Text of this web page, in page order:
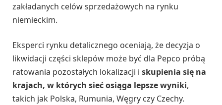
zakładanych celów sprzedażowych na rynku
niemieckim.
Eksperci rynku detalicznego oceniają, że decyzja o
likwidacji części sklepów może być dla Pepco próbą
ratowania pozostałych lokalizacji i skupienia się na
krajach, w których sieć osiąga lepsze wyniki,
takich jak Polska, Rumunia, Węgry czy Czechy.